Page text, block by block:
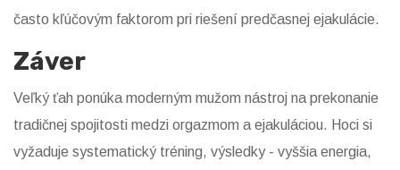
často kľúčovým faktorom pri riešení predčasnej ejakulácie.
Záver
Veľký ťah ponúka moderným mužom nástroj na prekonanie
tradičnej spojitosti medzi orgazmom a ejakuláciou. Hoci si
vyžaduje systematický tréning, výsledky - vyššia energia,